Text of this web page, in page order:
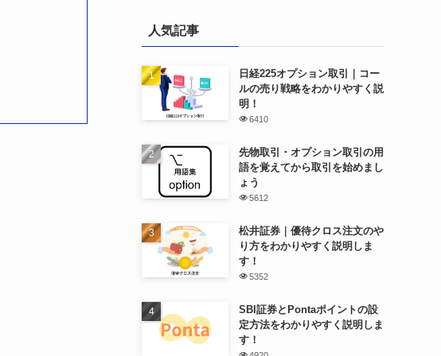
人気記事
日経225オプション取引｜コー
ルの売り戦略をわかりやすく説
明！
6410
先物取引・オプション取引の用
語を覚えてから取引を始めまし
ょう
5612
松井証券｜優待クロス注文のや
り方をわかりやすく説明しま
す！
5352
SBI証券とPontaポイントの設
定方法をわかりやすく説明しま
す！